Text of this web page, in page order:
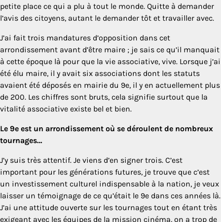
petite place ce qui a plu à tout le monde. Quitte à demander
l’avis des citoyens, autant le demander tôt et travailler avec.
J’ai fait trois mandatures d’opposition dans cet
arrondissement avant d’être maire ; je sais ce qu’il manquait
à cette époque là pour que la vie associative, vive. Lorsque j’ai
été élu maire, il y avait six associations dont les statuts
avaient été déposés en mairie du 9e, il y en actuellement plus
de 200. Les chiffres sont bruts, cela signifie surtout que la
vitalité associative existe bel et bien.
Le 9e est un arrondissement où se déroulent de nombreux
tournages…
J’y suis très attentif. Je viens d’en signer trois. C’est
important pour les générations futures, je trouve que c’est
un investissement culturel indispensable à la nation, je veux
laisser un témoignage de ce qu’était le 9e dans ces années là.
J’ai une attitude ouverte sur les tournages tout en étant très
exigeant avec les équipes de la mission cinéma, on a trop de